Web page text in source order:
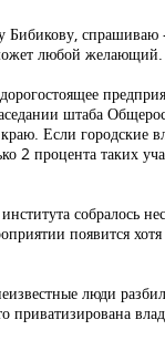
спрашиваю
любой
штаба
Если городские
2 процента таких
собралось
появится
люди